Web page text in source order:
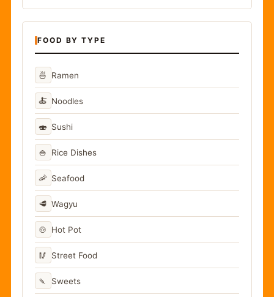
FOOD BY TYPE
🍜 Ramen
🍝 Noodles
🍣 Sushi
🍚 Rice Dishes
🦐 Seafood
🥩 Wagyu
🍲 Hot Pot
🥢 Street Food
🍡 Sweets